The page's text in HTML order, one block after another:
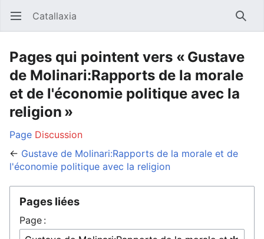
Ouvrir le menu principal Catallaxia
Pages qui pointent vers « Gustave
de Molinari:Rapports de la morale
et de l'économie politique avec la
religion »
Page Discussion
← Gustave de Molinari:Rapports de la morale et de
l'économie politique avec la religion
Pages liées
Page :